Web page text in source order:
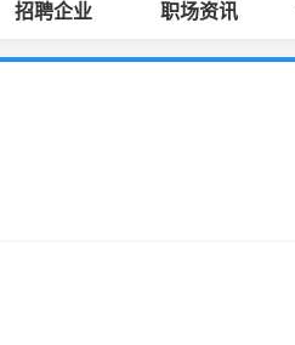
招聘企业 职场资讯